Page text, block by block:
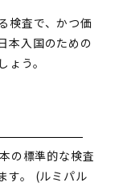
検査で、かつ価
本入国のための
う。
の標準的な検査
す。 (ルミパル